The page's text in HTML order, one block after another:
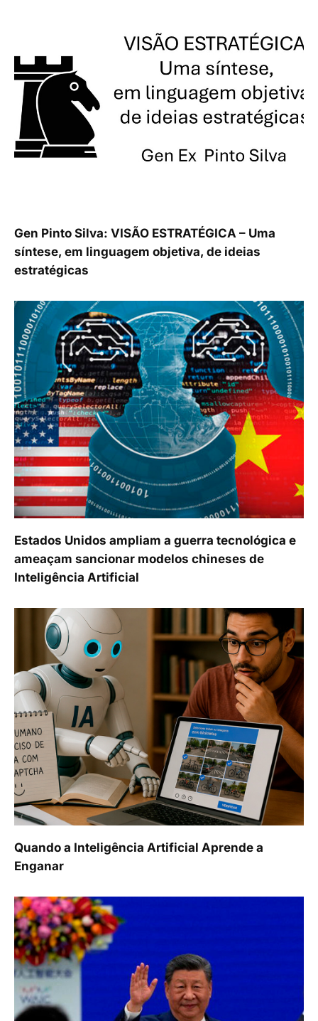
Gen Pinto Silva: VISÃO ESTRATÉGICA – Uma
síntese, em linguagem objetiva, de ideias
estratégicas
Estados Unidos ampliam a guerra tecnológica e
ameaçam sancionar modelos chineses de
Inteligência Artificial
Quando a Inteligência Artificial Aprende a
Enganar